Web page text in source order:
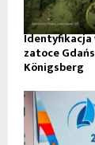
Identyfikacja
zatoce
Königsberg